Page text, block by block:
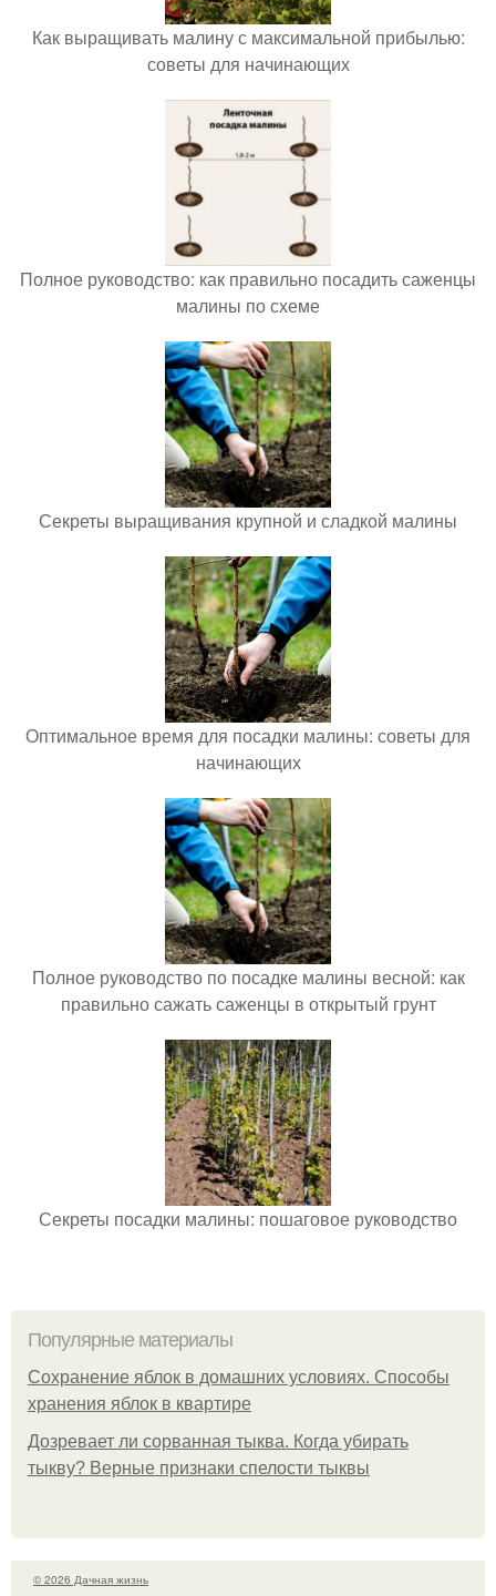
Как выращивать малину с максимальной прибылью:
советы для начинающих
Полное руководство: как правильно посадить саженцы
малины по схеме
Секреты выращивания крупной и сладкой малины
Оптимальное время для посадки малины: советы для
начинающих
Полное руководство по посадке малины весной: как
правильно сажать саженцы в открытый грунт
Секреты посадки малины: пошаговое руководство
Популярные материалы
Сохранение яблок в домашних условиях. Способы
хранения яблок в квартире
Дозревает ли сорванная тыква. Когда убирать
тыкву? Верные признаки спелости тыквы
© 2026 Дачная жизнь